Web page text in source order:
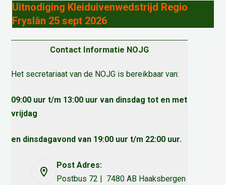
Uitnodiging Kleiduivenwedstrijd Regio
Fryslân 25 sept 2026
Contact Informatie NOJG
Het secretariaat van de NOJG is bereikbaar van:
09:00 uur t/m 13:00 uur van dinsdag tot en met
vrijdag
en dinsdagavond van 19:00 uur t/m 22:00 uur.
Post Adres:
Postbus 72 | 7480 AB Haaksbergen